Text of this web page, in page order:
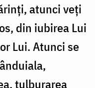
atunci veţi
din iubirea Lui
Lui. Atunci se
tulburarea